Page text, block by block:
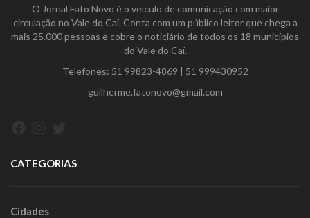
O Jornal Fato Novo é o veículo de comunicação com maior
circulação no Vale do Caí. Conta com um público leitor que chega a
mais 25.000 pessoas e cobre o noticiário de todos os 18 municípios
do Vale do Caí.
Telefones: 51 99823-4869 | 51 999430952
guilherme.fatonovo@gmail.com
CATEGORIAS
Cidades